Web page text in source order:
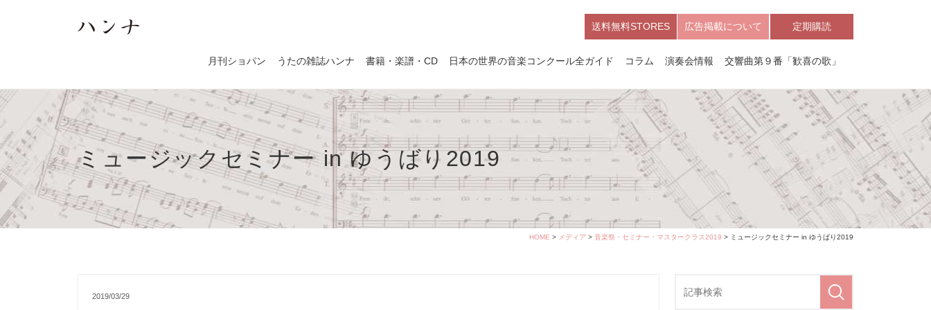
送料無料STORES 広告掲載について 定期購読
月刊ショパン うたの雑誌ハンナ 書籍・楽譜・CD 日本の世界の音楽コンクール全ガイド コラム 演奏会情報 交響曲第９番「歓喜の歌」
ミュージックセミナー in ゆうばり2019
HOME > メディア > 音楽祭・セミナー・マスタークラス2019 > ミュージックセミナー in ゆうばり2019
2019/03/29